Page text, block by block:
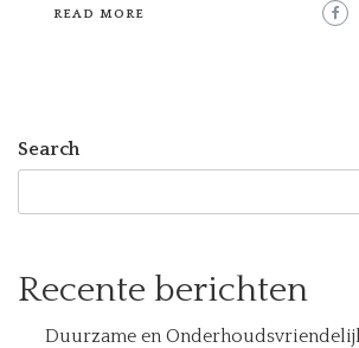
READ MORE
Search
Recente berichten
Duurzame en